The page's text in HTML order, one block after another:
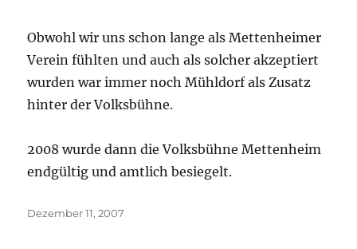
Obwohl wir uns schon lange als Mettenheimer
Verein fühlten und auch als solcher akzeptiert
wurden war immer noch Mühldorf als Zusatz
hinter der Volksbühne.
2008 wurde dann die Volksbühne Mettenheim
endgültig und amtlich besiegelt.
Veröffentlicht
Dezember 11, 2007